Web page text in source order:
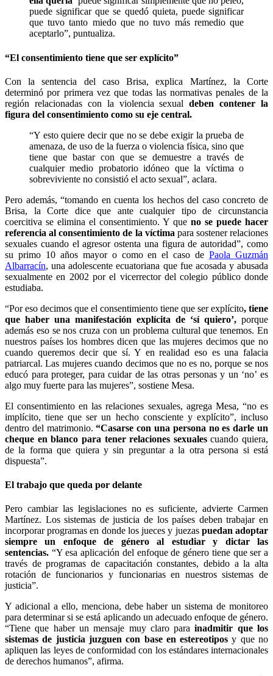
puede significar que se quedó quieta, puede significar
que tuvo tanto miedo que no tuvo más remedio que
aceptarlo”, puntualiza.
“El consentimiento tiene que ser explícito”
Con la sentencia del caso Brisa, explica Martínez, la Corte
determinó por primera vez que todas las normativas penales de la
región relacionadas con la violencia sexualdeben contener la
figura del consentimiento como su eje central.
“Y esto quiere decir que no se debe exigir la prueba de
amenaza, de uso de la fuerza o violencia física, sino que
tiene que bastar con que se demuestre a través de
cualquier medio probatorio idóneo que la víctima o
sobreviviente no consistió el acto sexual”, aclara.
Pero además, “tomando en cuenta los hechos del caso concreto de
Brisa, la Corte dice que ante cualquier tipo de circunstancia
coercitiva se elimina el consentimiento. Y que no se puede hacer
referencia al consentimiento de la víctima para sostener relaciones
sexuales cuando el agresor ostenta una figura de autoridad”, como
su primo 10 años mayor o como en el caso dePaola Guzmán
Albarracín, una adolescente ecuatoriana que fue acosada y abusada
sexualmente en 2002 por el vicerrector del colegio público donde
estudiaba.
“Por eso decimos que el consentimiento tiene que ser explícito, tiene
que haber una manifestación explícita de ‘sí quiero’, porque
además eso se nos cruza con un problema cultural que tenemos. En
nuestros países los hombres dicen que las mujeres decimos que no
cuando queremos decir que sí. Y en realidad eso es una falacia
patriarcal. Las mujeres cuando decimos que no es no, porque se nos
educó para proteger, para cuidar de las otras personas y un ‘no’ es
algo muy fuerte para las mujeres”, sostiene Mesa.
El consentimiento en las relaciones sexuales, agrega Mesa, “no es
implícito, tiene que ser un hecho consciente y explícito”, incluso
dentro del matrimonio. “Casarse con una persona no es darle un
cheque en blanco para tener relaciones sexualescuando quiera,
de la forma que quiera y sin preguntar a la otra persona si está
dispuesta”.
El trabajo que queda por delante
Pero cambiar las legislaciones no es suficiente, advierte Carmen
Martínez. Los sistemas de justicia de los países deben trabajar en
incorporar programas en donde los jueces y juezas puedan adoptar
siempre un enfoque de género al estudiar y dictar las
sentencias. “Y esa aplicación del enfoque de género tiene que ser a
través de programas de capacitación constantes, debido a la alta
rotación de funcionarios y funcionarias en nuestros sistemas de
justicia”.
Y adicional a ello, menciona, debe haber un sistema de monitoreo
para determinar si se está aplicando un adecuado enfoque de género.
“Tiene que haber un mensaje muy claro para inadmitir que los
sistemas de justicia juzguen con base en estereotipos y que no
apliquen las leyes de conformidad con los estándares internacionales
de derechos humanos”, afirma.